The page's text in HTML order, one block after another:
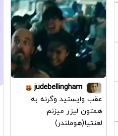
judebellingham
عقب وایستید وگرنه به
همتون لیزر میزنم
لعنتیا(هوملندر)